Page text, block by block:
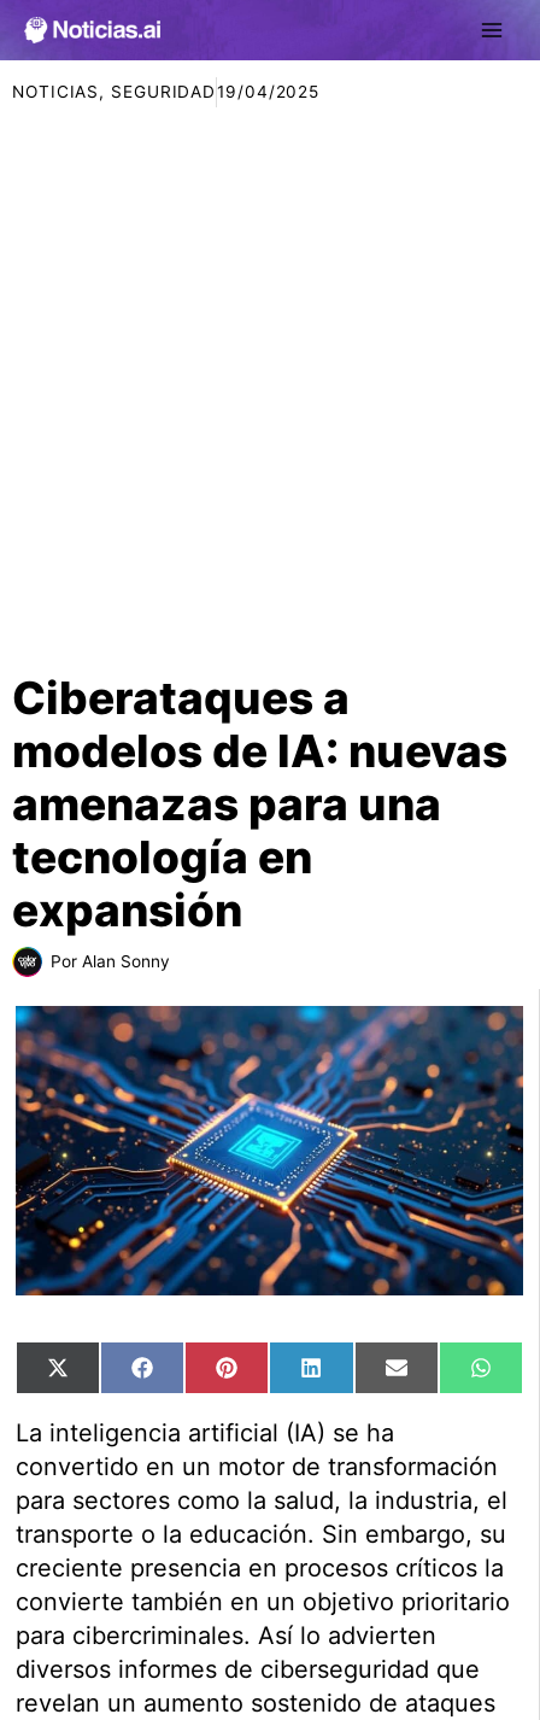
NOTICIAS, SEGURIDAD19/04/2025
Ciberataques a
modelos de IA: nuevas
amenazas para una
tecnología en
expansión
Por Alan Sonny
Compartir
en
X
Compartir
en
FacebookCompartir
en
PinterestCompartir
en
LinkedInCompartir
en
Email
en
La inteligencia artificial (IA) se ha
convertido en un motor de transformación
para sectores como la salud, la industria, el
transporte o la educación. Sin embargo, su
creciente presencia en procesos críticos la
convierte también en un objetivo prioritario
para cibercriminales. Así lo advierten
diversos informes de ciberseguridad que
revelan un aumento sostenido de ataques